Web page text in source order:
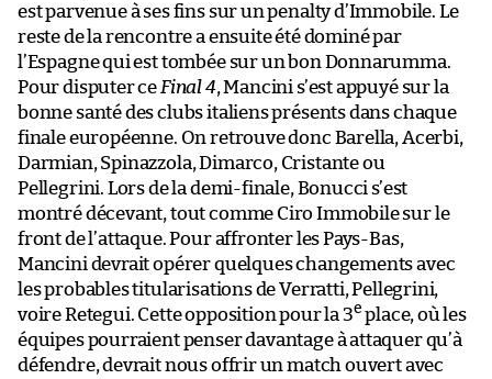
est parvenue à ses fins sur un penalty d’Immobile. Le
reste de la rencontre a ensuite été dominé par
l’Espagne qui est tombée sur un bon Donnarumma.
Pour disputer ce Final 4, Mancini s’est appuyé sur la
bonne santé des clubs italiens présents dans chaque
finale européenne. On retrouve donc Barella, Acerbi,
Darmian, Spinazzola, Dimarco, Cristante ou
Pellegrini. Lors de la demi-finale, Bonucci s’est
montré décevant, tout comme Ciro Immobile sur le
front de l’attaque. Pour affronter les Pays-Bas,
Mancini devrait opérer quelques changements avec
les probables titularisations de Verratti, Pellegrini,
voire Retegui. Cette opposition pour la 3e place, où les
équipes pourraient penser davantage à attaquer qu’à
défendre, devrait nous offrir un match ouvert avec